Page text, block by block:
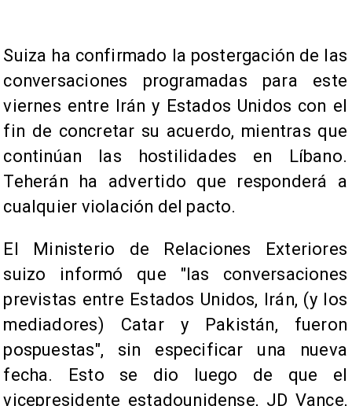
Suiza ha confirmado la postergación de las
conversaciones programadas para este
viernes entre Irán y Estados Unidos con el
fin de concretar su acuerdo, mientras que
continúan las hostilidades en Líbano.
Teherán ha advertido que responderá a
cualquier violación del pacto.
El Ministerio de Relaciones Exteriores
suizo informó que "las conversaciones
previstas entre Estados Unidos, Irán, (y los
mediadores) Catar y Pakistán, fueron
pospuestas", sin especificar una nueva
fecha. Esto se dio luego de que el
vicepresidente estadounidense, JD Vance,